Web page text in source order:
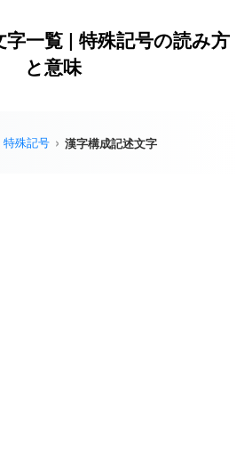
字一覧 | 特殊記号の読み方
と意味
特殊記号 漢字構成記述文字